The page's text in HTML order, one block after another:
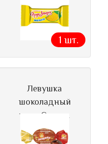
1 шт.
Левушка
шоколадный
ирис Славян